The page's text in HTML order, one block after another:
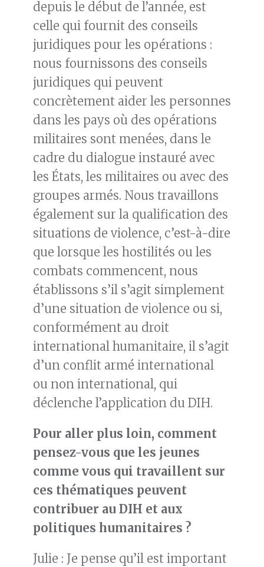
depuis le début de l’année, est
celle qui fournit des conseils
juridiques pour les opérations :
nous fournissons des conseils
juridiques qui peuvent
concrètement aider les personnes
dans les pays où des opérations
militaires sont menées, dans le
cadre du dialogue instauré avec
les États, les militaires ou avec des
groupes armés. Nous travaillons
également sur la qualification des
situations de violence, c’est-à-dire
que lorsque les hostilités ou les
combats commencent, nous
établissons s’il s’agit simplement
d’une situation de violence ou si,
conformément au droit
international humanitaire, il s’agit
d’un conflit armé international
ou non international, qui
déclenche l’application du DIH.
Pour aller plus loin, comment
pensez-vous que les jeunes
comme vous qui travaillent sur
ces thématiques peuvent
contribuer au DIH et aux
politiques humanitaires ?
Julie : Je pense qu’il est important